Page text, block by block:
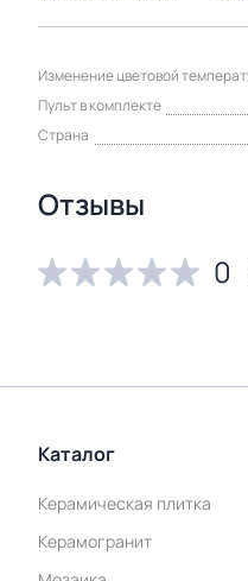
Изменение цветовой
Пульт в комплекте
Страна
Отзывы
0
Каталог
Керамическая плитка
Керамогранит